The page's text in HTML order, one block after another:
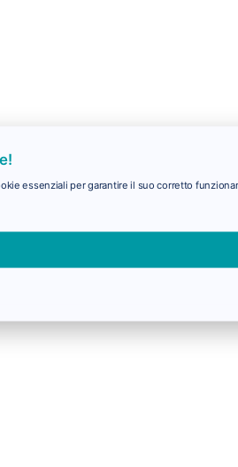
essenziali per garantire il suo corretto